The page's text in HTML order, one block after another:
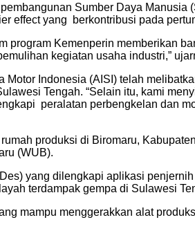
Sumber Daya Manusia
effect yang berkontribusi pada
program Kemenperin memberikan
kegiatan usaha industri,”
Indonesia (AISI) telah
Tengah. “Selain itu, kami
peralatan perbengkelan dan
produksi di Biromaru,
(WUB).
yang dilengkapi aplikasi
terdampak gempa di Sulawesi
mampu menggerakkan alat